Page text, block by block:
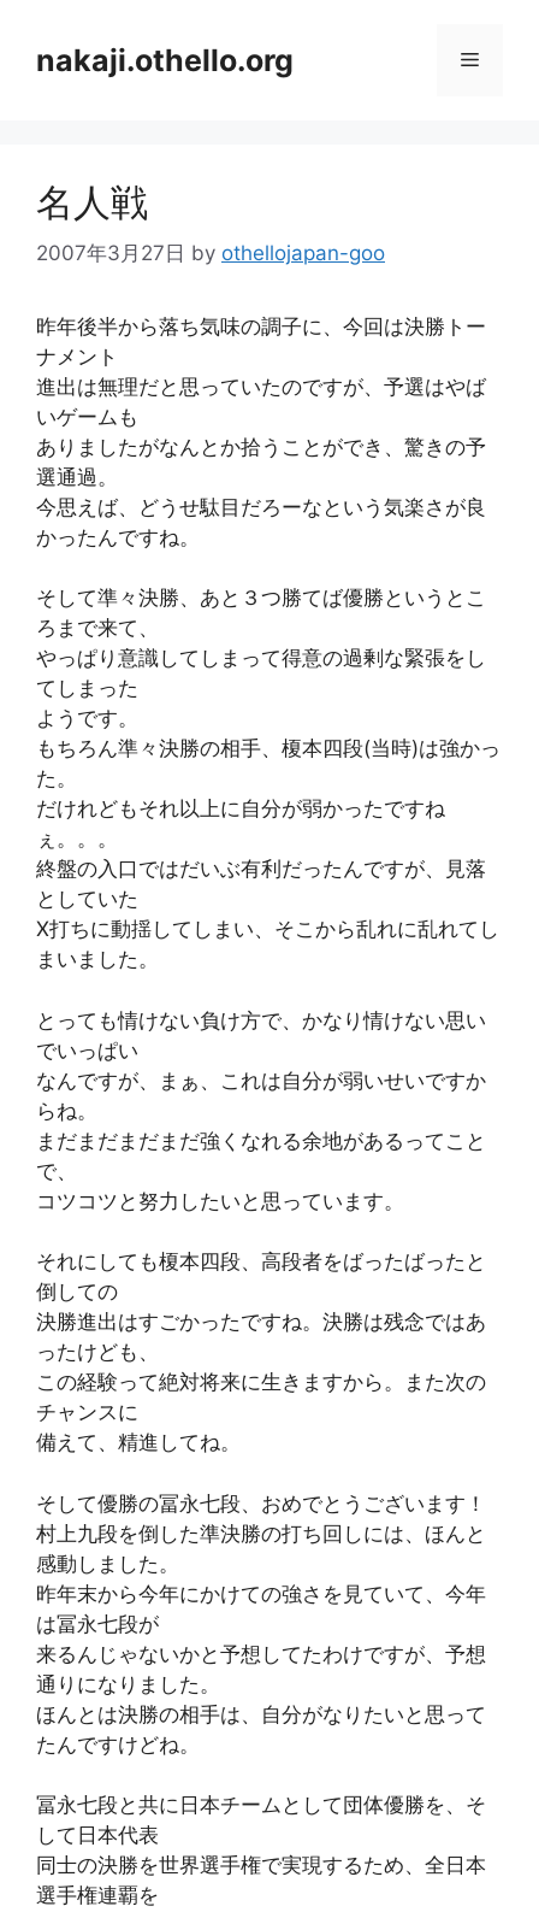
nakaji.othello.org メ
名人戦
2007年3月27日 by othellojapan-goo
昨年後半から落ち気味の調子に、今回は決勝トー
ナメント
進出は無理だと思っていたのですが、予選はやば
いゲームも
ありましたがなんとか拾うことができ、驚きの予
選通過。
今思えば、どうせ駄目だろーなという気楽さが良
かったんですね。
そして準々決勝、あと３つ勝てば優勝というとこ
ろまで来て、
やっぱり意識してしまって得意の過剰な緊張をし
てしまった
ようです。
もちろん準々決勝の相手、榎本四段(当時)は強かっ
た。
だけれどもそれ以上に自分が弱かったですね
ぇ。。。
終盤の入口ではだいぶ有利だったんですが、見落
としていた
X打ちに動揺してしまい、そこから乱れに乱れてし
まいました。
とっても情けない負け方で、かなり情けない思い
でいっぱい
なんですが、まぁ、これは自分が弱いせいですか
らね。
まだまだまだまだ強くなれる余地があるってこと
で、
コツコツと努力したいと思っています。
それにしても榎本四段、高段者をばったばったと
倒しての
決勝進出はすごかったですね。決勝は残念ではあ
ったけども、
この経験って絶対将来に生きますから。また次の
チャンスに
備えて、精進してね。
そして優勝の冨永七段、おめでとうございます！
村上九段を倒した準決勝の打ち回しには、ほんと
感動しました。
昨年末から今年にかけての強さを見ていて、今年
は冨永七段が
来るんじゃないかと予想してたわけですが、予想
通りになりました。
ほんとは決勝の相手は、自分がなりたいと思って
たんですけどね。
冨永七段と共に日本チームとして団体優勝を、そ
して日本代表
同士の決勝を世界選手権で実現するため、全日本
選手権連覇を